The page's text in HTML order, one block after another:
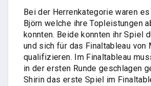
Bei der Herrenkategorie waren es
Björn welche ihre Topleistungen
konnten. Beide konnten ihr Spiel
und sich für das Finaltableau von
qualifizieren. Im Finaltableau
in der ersten Runde geschlagen
Shirin das erste Spiel im